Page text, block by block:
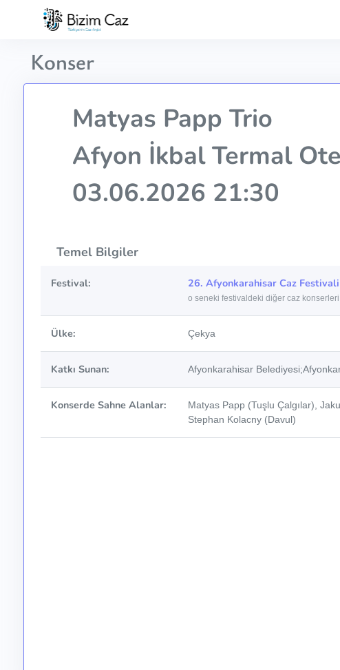
Konser
Matyas Papp Trio
Afyon İkbal Termal
03.06.2026 21:30
Temel Bilgiler
Festival: 26. Afyonkarahisar Caz Festivali
o seneki festivaldeki diğer caz konserleri
Ülke: Çekya
Katkı Sunan: Afyonkarahisar
Konserde Sahne Alanlar:
Matyas Papp (Tuşlu Çalgılar),
Stephan Kolacny (Davul)